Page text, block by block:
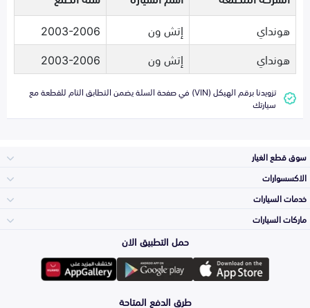
هونداي
إتش ون
2003-2006
هونداي
إتش ون 2003-2006
تزويدنا برقم الهيكل (VIN) في صفحة السلة يضمن التطابق التام للقطعة مع
سيارتك
سوق قطع الغيار
المكائن، القيرات
وملحقاتها
الشمعات
الاكسسوارات
لوازم الرحلات
خدمات السيارات
الأكثر مبيعاً
ماركات السيارات
تويوتا
حمل التطبيق الان
طرق الدفع المتاحة